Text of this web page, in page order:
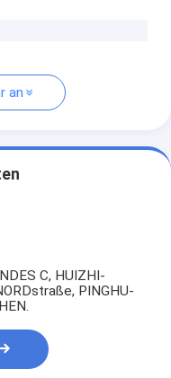
an
C, HUIZHI-
PINGHU-